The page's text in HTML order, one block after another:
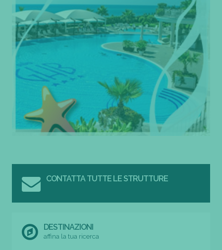
CONTATTA TUTTE LE STRUTTURE
DESTINAZIONI
affina la tua ricerca